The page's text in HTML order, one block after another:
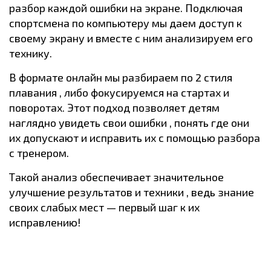
разбор каждой ошибки на экране. Подключая
спортсмена по компьютеру мы даем доступ к
своему экрану и вместе с ним анализируем его
технику.
В формате онлайн мы разбираем по 2 стиля
плавания , либо фокусируемся на стартах и
поворотах. Этот подход позволяет детям
наглядно увидеть свои ошибки , понять где они
их допускают и исправить их с помощью разбора
с тренером.
Такой анализ обеспечивает значительное
улучшение результатов и техники , ведь знание
своих слабых мест — первый шаг к их
исправлению!